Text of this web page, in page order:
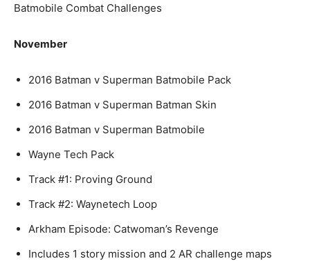
Batmobile Combat Challenges
November
2016 Batman v Superman Batmobile Pack
2016 Batman v Superman Batman Skin
2016 Batman v Superman Batmobile
Wayne Tech Pack
Track #1: Proving Ground
Track #2: Waynetech Loop
Arkham Episode: Catwoman’s Revenge
Includes 1 story mission and 2 AR challenge maps